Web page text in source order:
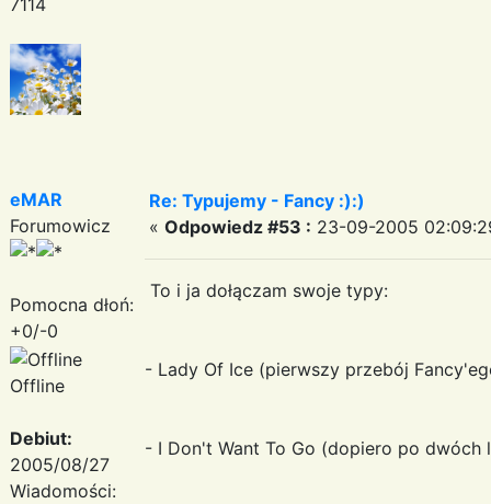
eMAR
Forumowicz
Pomocna dłoń:
+0/-0
Offline
Debiut:
2005/08/27
Wiadomości:
Re: Typujemy - Fancy :):)
« Odpowiedz #53 : 23-09-2005
To i ja dołączam swoje typy:
- Lady Of Ice (pierwszy przebój
- I Don't Want To Go (dopiero po dwóch